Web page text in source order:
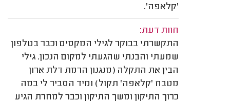
'קלאפה'.
חוות דעת:
התקשרתי בבוקר לגילי המקסים וכבר בטלפון
שמעתי והבנתי שהגעתי למקום הנכון. גילי
הבין את התקלה (מנגנון הרמת דלת ארון
מטבח 'קלאפה' תקול) ומיד הסביר לי במה
כרוך התיקון ומשך התיקון וכבר למחרת הגיע